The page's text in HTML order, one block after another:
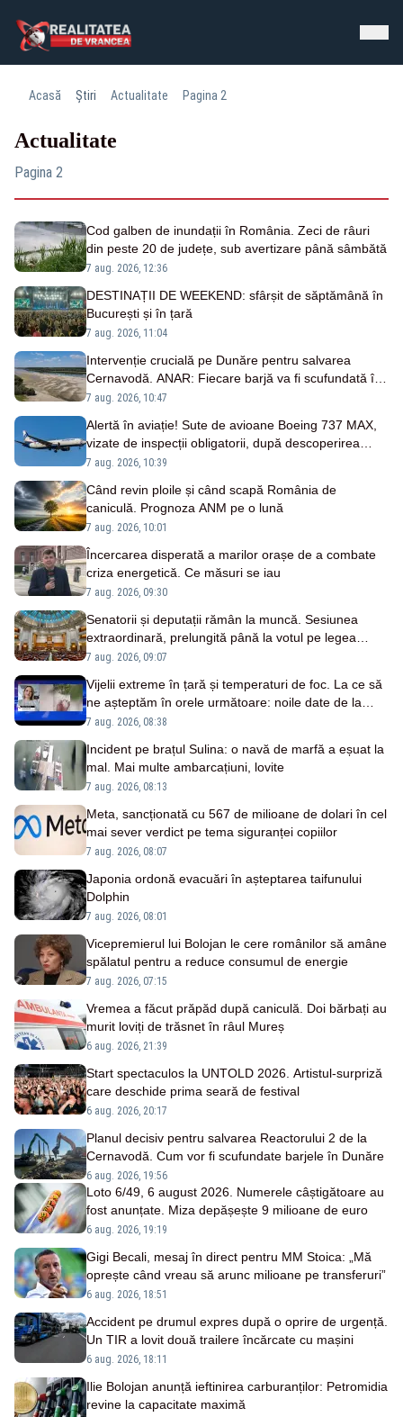
Acasă Știri Actualitate Pagina 2
Actualitate
Pagina 2
Cod galben de inundații în România. Zeci de râuri
din peste 20 de județe, sub avertizare până sâmbătă
7 aug. 2026, 12:36
DESTINAȚII DE WEEKEND: sfârșit de săptămână în
București și în țară
7 aug. 2026, 11:04
Intervenție crucială pe Dunăre pentru salvarea
Cernavodă. ANAR: Fiecare barjă va fi scufundată în
3-4 ore
7 aug. 2026, 10:47
Alertă în aviație! Sute de avioane Boeing 737 MAX,
vizate de inspecții obligatorii, după descoperirea
unor fisuri în fuselaj
7 aug. 2026, 10:39
Când revin ploile și când scapă România de
caniculă. Prognoza ANM pe o lună
7 aug. 2026, 10:01
Încercarea disperată a marilor orașe de a combate
criza energetică. Ce măsuri se iau
7 aug. 2026, 09:30
Senatorii și deputații rămân la muncă. Sesiunea
extraordinară, prelungită până la votul pe legea
salarizării
7 aug. 2026, 09:07
Vijelii extreme în țară și temperaturi de foc. La ce să
ne așteptăm în orele următoare: noile date de la
ANM
7 aug. 2026, 08:38
Incident pe brațul Sulina: o navă de marfă a eșuat la
mal. Mai multe ambarcațiuni, lovite
7 aug. 2026, 08:13
Meta, sancționată cu 567 de milioane de dolari în cel
mai sever verdict pe tema siguranței copiilor
7 aug. 2026, 08:07
Japonia ordonă evacuări în așteptarea taifunului
Dolphin
7 aug. 2026, 08:01
Vicepremierul lui Bolojan le cere românilor să amâne
spălatul pentru a reduce consumul de energie
7 aug. 2026, 07:15
Vremea a făcut prăpăd după caniculă. Doi bărbați au
murit loviți de trăsnet în râul Mureș
6 aug. 2026, 21:39
Start spectaculos la UNTOLD 2026. Artistul-surpriză
care deschide prima seară de festival
6 aug. 2026, 20:17
Planul decisiv pentru salvarea Reactorului 2 de la
Cernavodă. Cum vor fi scufundate barjele în Dunăre
6 aug. 2026, 19:56
Loto 6/49, 6 august 2026. Numerele câștigătoare au
fost anunțate. Miza depășește 9 milioane de euro
6 aug. 2026, 19:19
Gigi Becali, mesaj în direct pentru MM Stoica: „Mă
oprește când vreau să arunc milioane pe transferuri”
6 aug. 2026, 18:51
Accident pe drumul expres după o oprire de urgență.
Un TIR a lovit două trailere încărcate cu mașini
6 aug. 2026, 18:11
Ilie Bolojan anunță ieftinirea carburanților: Petromidia
revine la capacitate maximă